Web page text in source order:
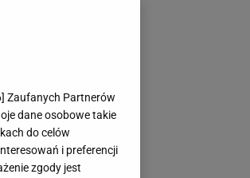
] Zaufanych Partnerów
dane osobowe takie
do celów
i preferencji
zgody jest